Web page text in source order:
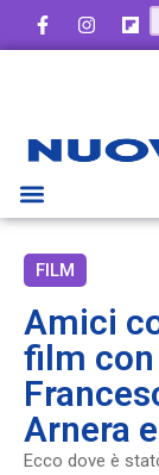
FILM
Amici
film con
Arnera
Ecco dove è